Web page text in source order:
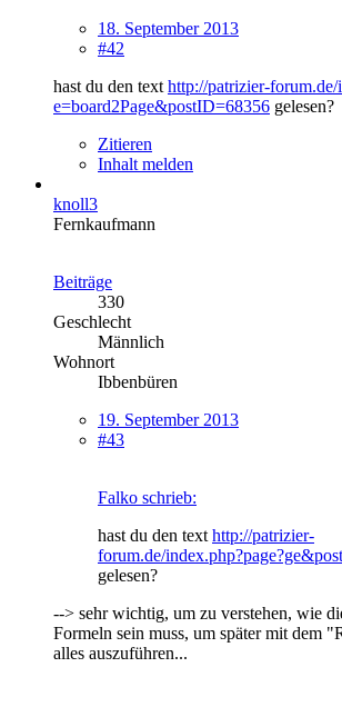
18. September 2013
#42
hast du den text http://patrizier-
e=board2Page&postID=68356 gelesen?
Zitieren
Inhalt melden
knoll3
Fernkaufmann
Beiträge
330
Geschlecht
Männlich
Wohnort
Ibbenbüren
19. September 2013
#43
Falko schrieb:
hast du den text http://patrizier-
forum.de/
gelesen?
--> sehr wichtig, um zu verstehen, wie
Formeln sein muss, um später mit dem
alles auszuführen...